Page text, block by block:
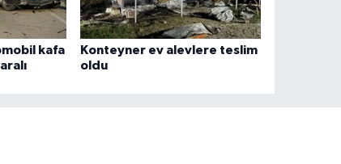
kafa
Konteyner ev alevlere teslim
oldu